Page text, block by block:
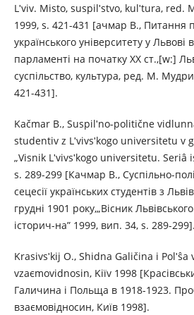
Lʹvіv. Mіsto, suspіlʹstvo, kulʹtura, red.
1999, s. 421-431 [ачмар B., Питання
українського університету у Львові
парламенті на початку ХХ ст.,[w:]
суспільство, культура, ред. M.
421-431].
Kačmar B., Suspіlʹno-polіtične
studentіv z Lʹvіvsʹkogo unіversitetu v
„Vіsnik Lʹvіvsʹkogo unіversitetu.
s. 289-299 [Качмар B., Суспільно-
сецесії українських студентів з
грудні 1901 року,„Вісник
історич-на” 1999, вип. 34, s. 289-299].
Krasіvsʹkij O., Shіdna Galičina і
vzaєmovіdnosin, Kiїv 1998
Галичина і Польща в 1918-1923.
взаємовідносин, Київ 1998].